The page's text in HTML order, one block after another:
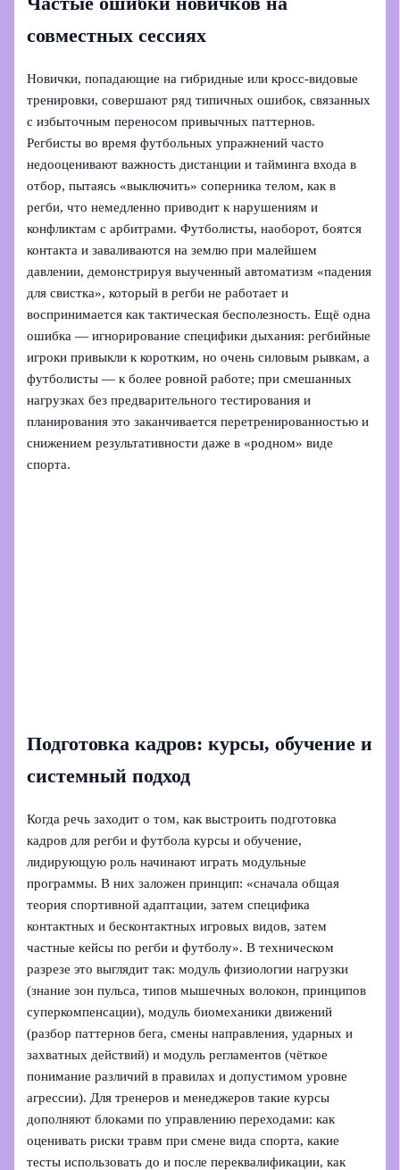
совместных сессиях
Новички, попадающие на гибридные или кросс-видовые
тренировки, совершают ряд типичных ошибок, связанных
с избыточным переносом привычных паттернов.
Регбисты во время футбольных упражнений часто
недооценивают важность дистанции и тайминга входа в
отбор, пытаясь «выключить» соперника телом, как в
регби, что немедленно приводит к нарушениям и
конфликтам с арбитрами. Футболисты, наоборот, боятся
контакта и заваливаются на землю при малейшем
давлении, демонстрируя выученный автоматизм «падения
для свистка», который в регби не работает и
воспринимается как тактическая бесполезность. Ещё одна
ошибка — игнорирование специфики дыхания: регбийные
игроки привыкли к коротким, но очень силовым рывкам, а
футболисты — к более ровной работе; при смешанных
нагрузках без предварительного тестирования и
планирования это заканчивается перетренированностью и
снижением результативности даже в «родном» виде
спорта.
Подготовка кадров: курсы, обучение и
системный подход
Когда речь заходит о том, как выстроить подготовка
кадров для регби и футбола курсы и обучение,
лидирующую роль начинают играть модульные
программы. В них заложен принцип: «сначала общая
теория спортивной адаптации, затем специфика
контактных и бесконтактных игровых видов, затем
частные кейсы по регби и футболу». В техническом
разрезе это выглядит так: модуль физиологии нагрузки
(знание зон пульса, типов мышечных волокон, принципов
суперкомпенсации), модуль биомеханики движений
(разбор паттернов бега, смены направления, ударных и
захватных действий) и модуль регламентов (чёткое
понимание различий в правилах и допустимом уровне
агрессии). Для тренеров и менеджеров такие курсы
дополняют блоками по управлению переходами: как
оценивать риски травм при смене вида спорта, какие
тесты использовать до и после переквалификации, как